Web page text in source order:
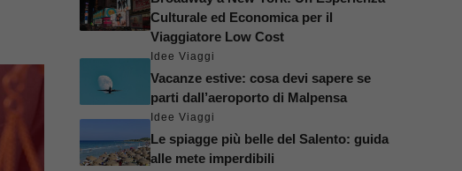
Culturale ed Economica per il
Viaggiatore Low Cost
Idee Viaggi
Vacanze estive: cosa devi sapere se
parti dall’aeroporto di Malpensa
Idee Viaggi
Le spiagge più belle del Salento: guida
alle mete imperdibili